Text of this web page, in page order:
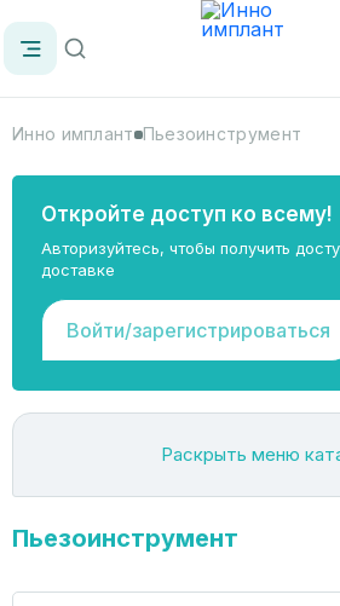
Инно имплант Пьезоинструмент
Откройте доступ ко всему!
Авторизуйтесь, чтобы получить
доставке
Войти/зарегистрироваться
Раскрыть меню
Пьезоинструмент